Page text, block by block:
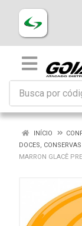
INÍCIO
DOCES,
MARRON GLACÊ